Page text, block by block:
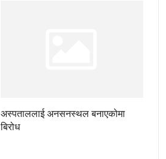
अस्पताललाई अनसनस्थल बनाएकोमा
बिरोध